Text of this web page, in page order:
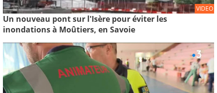
VIDEO
Un nouveau pont sur l'Isère pour éviter les
inondations à Moûtiers, en Savoie